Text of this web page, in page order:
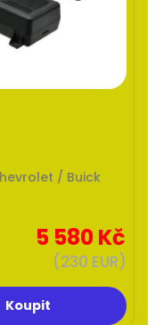
/ Buick
5 580 Kč
(230 EUR)